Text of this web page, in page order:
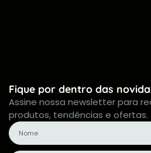
Fique por dentro das
Assine nossa newsletter para
produtos, tendências e ofertas.